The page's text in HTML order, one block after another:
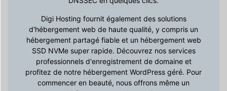
Digi Hosting fournit également des solutions
d'hébergement web de haute qualité, y compris un
hébergement partagé fiable et un hébergement web
SSD NVMe super rapide. Découvrez nos services
professionnels d'enregistrement de domaine et
profitez de notre hébergement WordPress géré. Pour
commencer en beauté, nous offrons même un